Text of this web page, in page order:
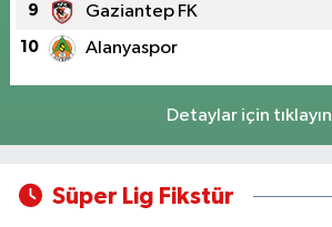
9 Gaziantep FK
10 Alanyaspor
Detaylar için tıklayın
Süper Lig Fikstür